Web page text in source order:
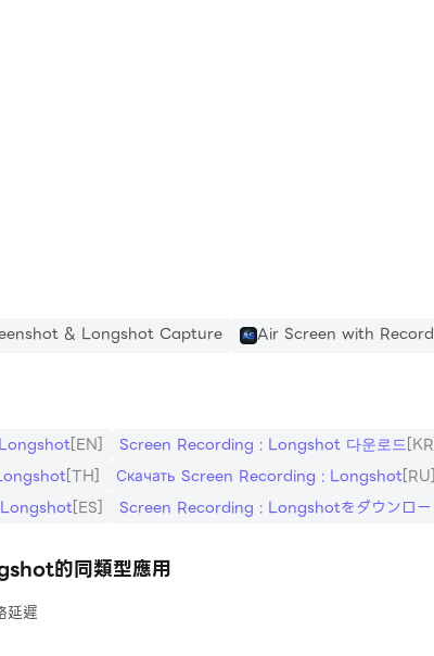
WRITE_EXTERNAL_STORAGE - 從設備中獲取照
& Longshot Capture Air Screen with
[EN] Screen Recording : Longshot 다운로드
[TH] Скачать Screen Recording : Longshot[RU]
[ES] Screen Recording : Longshotをダウンロー
的同類型應用
延遲